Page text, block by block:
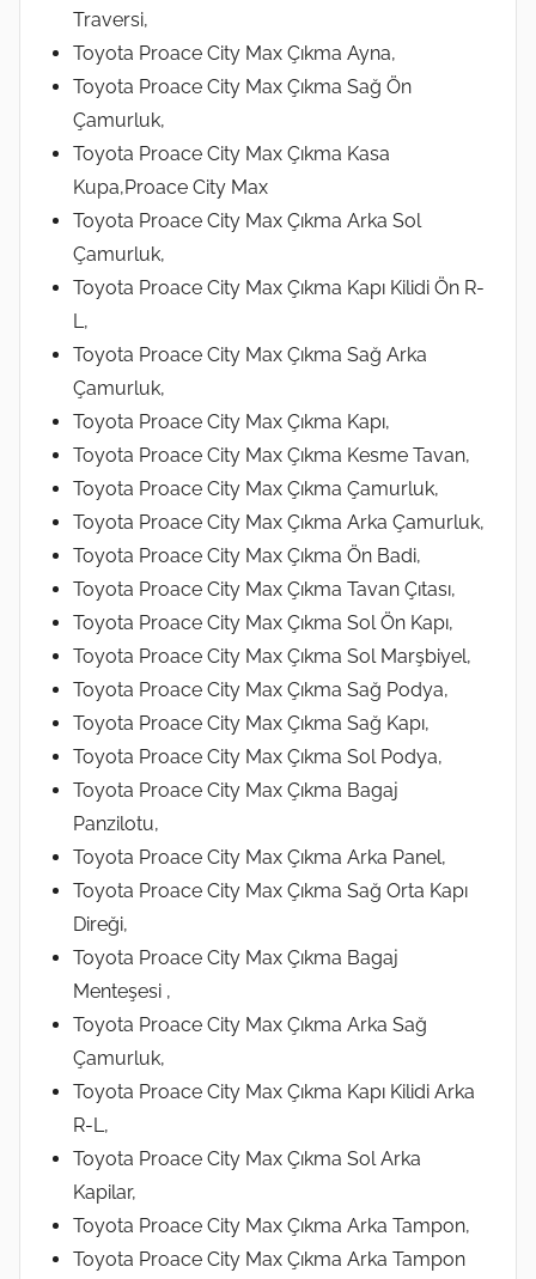
Traversi,
Toyota Proace City Max Çıkma Ayna,
Toyota Proace City Max Çıkma Sağ Ön
Çamurluk,
Toyota Proace City Max Çıkma Kasa
Kupa,Proace City Max
Toyota Proace City Max Çıkma Arka Sol
Çamurluk,
Toyota Proace City Max Çıkma Kapı Kilidi Ön R-
L,
Toyota Proace City Max Çıkma Sağ Arka
Çamurluk,
Toyota Proace City Max Çıkma Kapı,
Toyota Proace City Max Çıkma Kesme Tavan,
Toyota Proace City Max Çıkma Çamurluk,
Toyota Proace City Max Çıkma Arka Çamurluk,
Toyota Proace City Max Çıkma Ön Badi,
Toyota Proace City Max Çıkma Tavan Çıtası,
Toyota Proace City Max Çıkma Sol Ön Kapı,
Toyota Proace City Max Çıkma Sol Marşbiyel,
Toyota Proace City Max Çıkma Sağ Podya,
Toyota Proace City Max Çıkma Sağ Kapı,
Toyota Proace City Max Çıkma Sol Podya,
Toyota Proace City Max Çıkma Bagaj
Panzilotu,
Toyota Proace City Max Çıkma Arka Panel,
Toyota Proace City Max Çıkma Sağ Orta Kapı
Direği,
Toyota Proace City Max Çıkma Bagaj
Menteşesi ,
Toyota Proace City Max Çıkma Arka Sağ
Çamurluk,
Toyota Proace City Max Çıkma Kapı Kilidi Arka
R-L,
Toyota Proace City Max Çıkma Sol Arka
Kapilar,
Toyota Proace City Max Çıkma Arka Tampon,
Toyota Proace City Max Çıkma Arka Tampon